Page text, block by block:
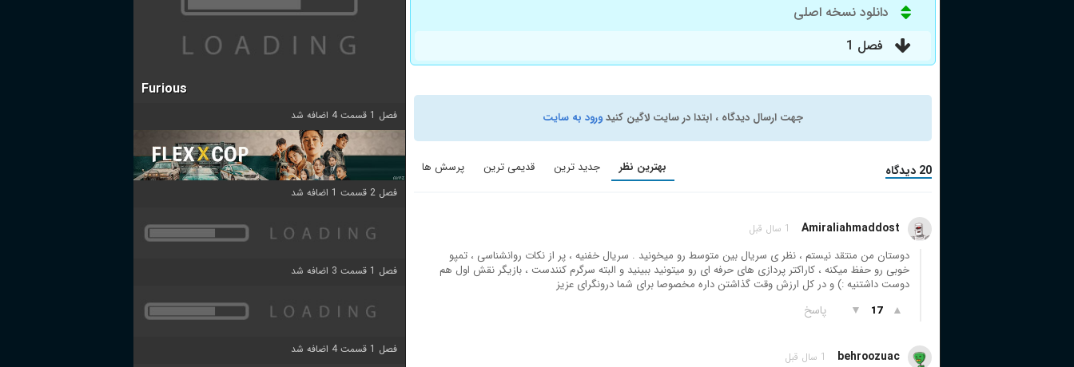
دانلود نسخه اصلی
فصل 1
جهت ارسال دیدگاه ، ابتدا در سایت لاگین کنیدورود به سایت
20 دیدگاه بهترین نظر جدید ترین قدیمی ترین پرسش ها
Amiraliahmaddost 1 سال قبل
دوستان من منتقد نیستم ، نظر ی سریال بین متوسط رو میخونید . سریال خفنیه ، پر از نکات روانشناسی ، تمپو
خوبی رو حفظ میکنه ، کاراکتر پردازی های حرفه ای رو میتونید ببینید و البته سرگرم کنندست ، بازیگر نقش اول هم
دوست داشتنیه :) و در کل ارزش وقت گذاشتن داره مخصوصا برای شما درونگرای عزیز
▲
17
▼ پاسخ
behroozuac 1 سال قبل
Furious
فصل 1 قسمت 4 اضافه شد
فصل 2 قسمت 1 اضافه شد
فصل 1 قسمت 3 اضافه شد
فصل 1 قسمت 4 اضافه شد